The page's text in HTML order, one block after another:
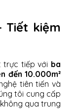
Tiết kiệm
trực tiếp với ba
đến 10.000m²
tiên tiến và
tôi cung cấp
qua trung